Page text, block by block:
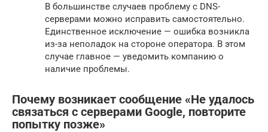
В большинстве случаев проблему с DNS-
серверами можно исправить самостоятельно.
Единственное исключение — ошибка возникла
из-за неполадок на стороне оператора. В этом
случае главное — уведомить компанию о
наличие проблемы.
Почему возникает сообщение «Не удалось
связаться с серверами Google, повторите
попытку позже»